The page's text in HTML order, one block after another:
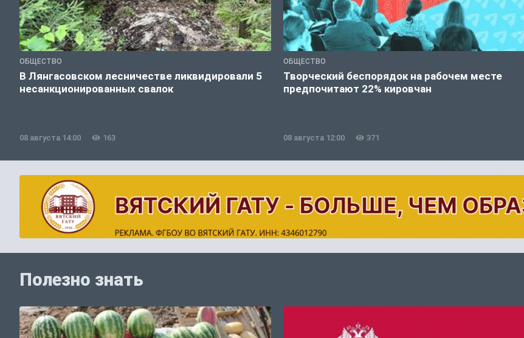
ОБЩЕСТВО
В Лянгасовском лесничестве ликвидировали 5
несанкционированных свалок
08 августа 14:00 163
ОБЩЕСТВО
Творческий беспорядок на рабочем месте
предпочитают 22% кировчан
08 августа 12:00 371
Полезно знать